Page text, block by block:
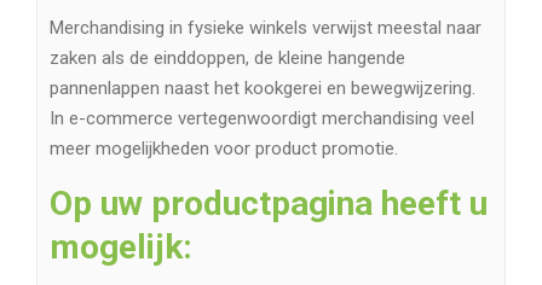
Merchandising in fysieke winkels verwijst meestal naar
zaken als de einddoppen, de kleine hangende
pannenlappen naast het kookgerei en bewegwijzering.
In e-commerce vertegenwoordigt merchandising veel
meer mogelijkheden voor product promotie.
Op uw productpagina heeft u
mogelijk: